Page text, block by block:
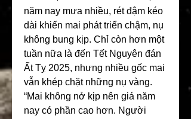
năm nay mưa nhiều, rét đậm kéo
dài khiến mai phát triển chậm, nụ
không bung kịp. Chỉ còn hơn một
tuần nữa là đến Tết Nguyên đán
Ất Tỵ 2025, nhưng nhiều gốc mai
vẫn khép chặt những nụ vàng.
“Mai không nở kịp nên giá năm
nay có phần cao hơn. Người